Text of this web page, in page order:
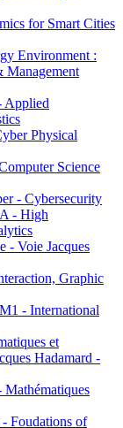
for Smart Cities
Environment :
Management
Applied
Physical
Science
- Cybersecurity
- High
- Voie Jacques
Graphic
- International
et
Hadamard -
Foudations of